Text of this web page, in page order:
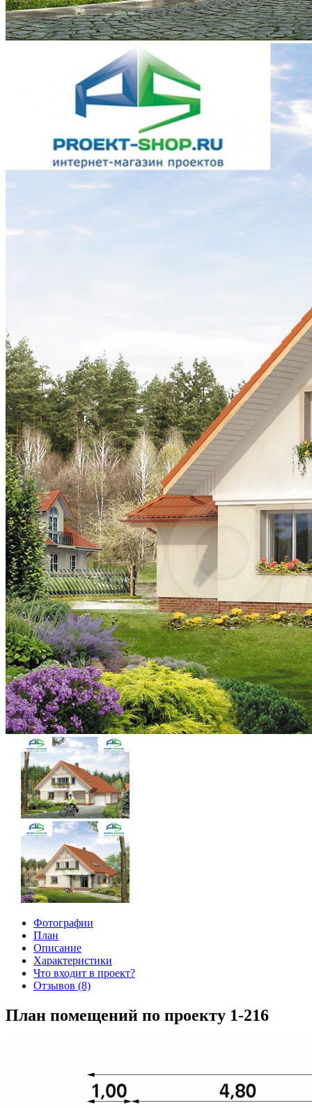
Фотографии
План
Описание
Характеристики
Что входит в проект?
Отзывов (8)
План помещений по проекту 1-216